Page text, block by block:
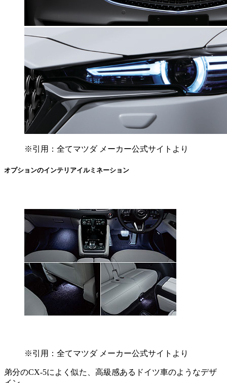
※引用：全てマツダ メーカー公式サイトより
オプションのインテリアイルミネーション
※引用：全てマツダ メーカー公式サイトより
弟分のCX-5によく似た、高級感あるドイツ車のようなデザ